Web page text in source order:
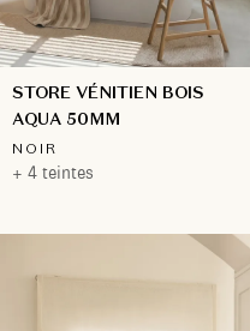
STORE VÉNITIEN BOIS
AQUA 50MM
NOIR
+ 4 teintes